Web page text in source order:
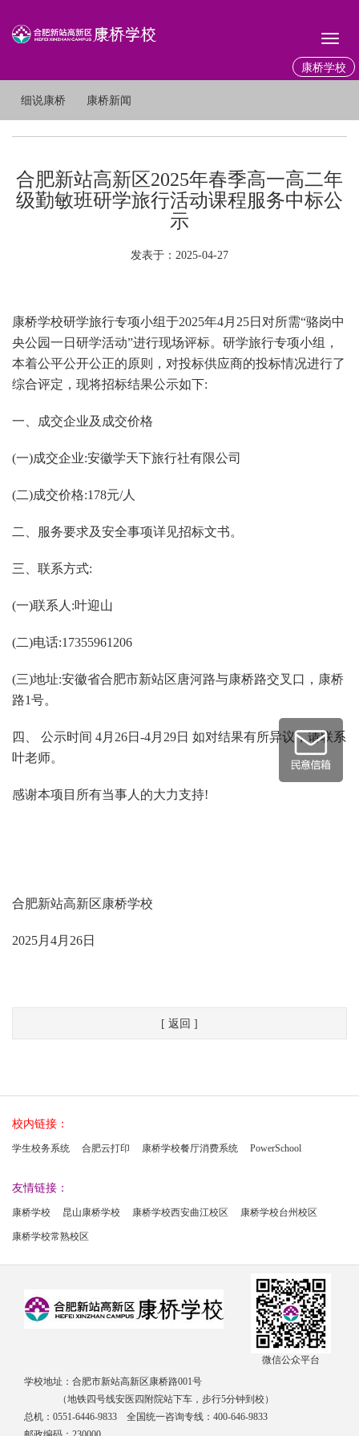
康桥学校
细说康桥 康桥新闻
合肥新站高新区2025年春季高一高二年
级勤敏班研学旅行活动课程服务中标公
示
发表于：2025-04-27
康桥学校研学旅行专项小组于2025年4月25日对所需“骆岗中
央公园一日研学活动”进行现场评标。研学旅行专项小组，
本着公平公开公正的原则，对投标供应商的投标情况进行了
综合评定，现将招标结果公示如下:
一、成交企业及成交价格
(一)成交企业:安徽学天下旅行社有限公司
(二)成交价格:178元/人
二、服务要求及安全事项详见招标文书。
三、联系方式:
(一)联系人:叶迎山
(二)电话:17355961206
(三)地址:安徽省合肥市新站区唐河路与康桥路交叉口，康桥
路1号。
四、 公示时间 4月26日-4月29日 如对结果有所异议，请联系
叶老师。
感谢本项目所有当事人的大力支持!
合肥新站高新区康桥学校
2025月4月26日
[ 返回 ]
校内链接：
学生校务系统 合肥云打印 康桥学校餐厅消费系统 PowerSchool
友情链接：
康桥学校 昆山康桥学校 康桥学校西安曲江校区 康桥学校台州校区
康桥学校常熟校区
微信公众平台
学校地址：合肥市新站高新区康桥路001号
（地铁四号线安医四附院站下车，步行5分钟到校）
总机：0551-6446-9833 全国统一咨询专线：400-646-9833